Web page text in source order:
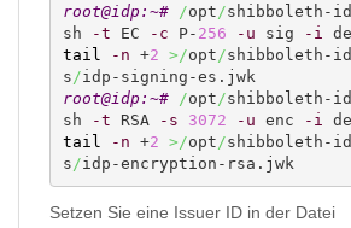
root@idp:~#
/opt /shibboleth-
sh
-t EC -c P- 256 -u sig -i
tail
-n +2 >/opt /shibboleth-
s /
root@idp:~#
/opt /shibboleth-
sh
-t RSA -s 3072 -u enc -i
tail
-n +2 >/opt /shibboleth-
s /idp-encryption-rsa.jwk
Setzen Sie eine Issuer ID in der Datei